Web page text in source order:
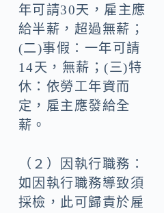
年可請30天，雇主應
給半薪，超過無薪；
(二)事假：一年可請
14天，無薪；(三)特
休：依勞工年資而
定，雇主應發給全
薪。
（２）因執行職務：
如因執行職務導致須
採檢，此可歸責於雇